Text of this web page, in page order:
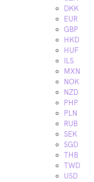
DKK
EUR
GBP
HKD
HUF
ILS
MXN
NOK
NZD
PHP
PLN
RUB
SEK
SGD
THB
TWD
USD